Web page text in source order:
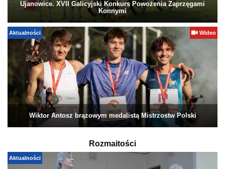
Ujanowice. XVII Galicyjski Konkurs Powożenia Zaprzęgami
Konnymi
Aktualności Wideo
Wiktor Antosz brązowym medalistą Mistrzostw Polski
Rozmaitości
Aktualności